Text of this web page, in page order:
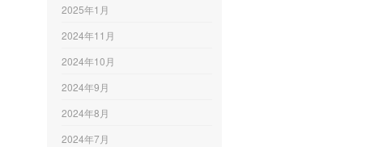
2025年1月
2024年11月
2024年10月
2024年9月
2024年8月
2024年7月